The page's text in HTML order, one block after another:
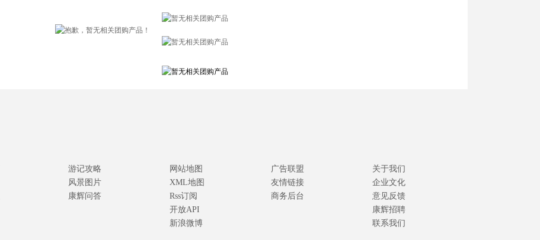
游记攻略
风景图片
康辉问答
网站地图
XML地图
Rss订阅
开放API
新浪微博
广告联盟
友情链接
商务后台
关于我们
企业文化
意见反馈
康辉招聘
联系我们